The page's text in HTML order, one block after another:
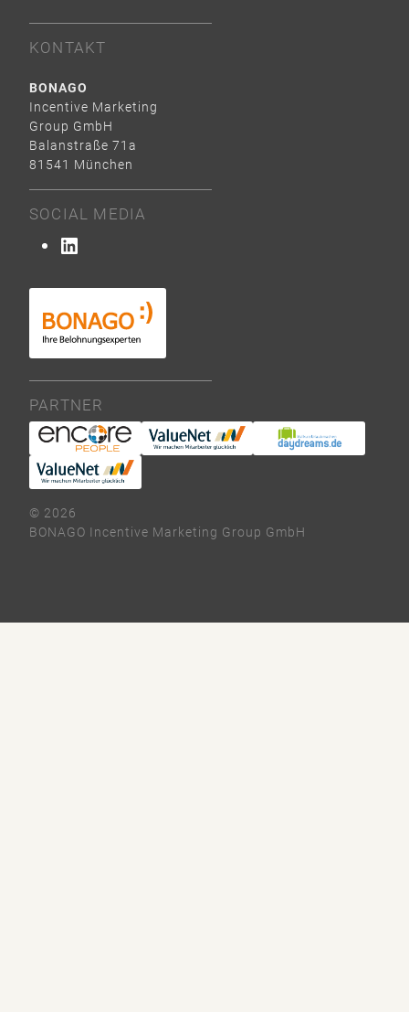
PARTNER
© 2026
BONAGO Incentive Marketing Group GmbH
KONTAKT
BONAGO
Incentive Marketing
Group GmbH
Balanstraße 71a
81541 München
SOCIAL MEDIA